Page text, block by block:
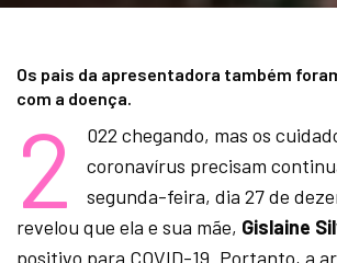
Os pais da apresentadora também
com a doença.
2
022 chegando, mas os
coronavírus precisam
segunda-feira, dia 27 de
revelou que ela e sua mãe, Gislaine
positivo para COVID-19. Portanto, a